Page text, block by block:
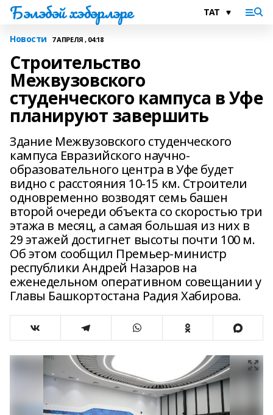
Бэлэбэй хэбэрлэре
Новости 7 АПРЕЛЯ , 04:18
Строительство
Межвузовского
студенческого кампуса в Уфе
планируют завершить
Здание Межвузовского студенческого
кампуса Евразийского научно-
образовательного центра в Уфе будет
видно с расстояния 10-15 км. Строители
одновременно возводят семь башен
второй очереди объекта со скоростью три
этажа в месяц, а самая большая из них в
29 этажей достигнет высоты почти 100 м.
Об этом сообщил Премьер-министр
республики Андрей Назаров на
еженедельном оперативном совещании у
Главы Башкортостана Радия Хабирова.